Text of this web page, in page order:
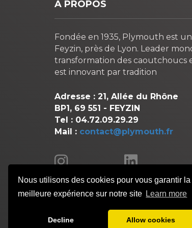
Nous utilisons des cookies pour vous garantir la
meilleure expérience sur notre site Learn more
Decline Allow cookies
A PROPOS
Fondée en 1935, Plymouth est
Feyzin, près de Lyon. Leader
transformation des caoutchoucs
est innovant par tradition
Adresse : 21, Allée du Rhône
BP1, 69 551 - FEYZIN
Tel : 04.72.09.29.29
Mail : contact@plymouth.fr